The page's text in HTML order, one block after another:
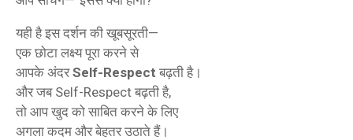
यही है इस दर्शन की खूबसूरती—
एक छोटा लक्ष्य पूरा करने से
आपके अंदरSelf-Respect बढ़ती है।
और जब Self-Respect बढ़ती है,
तो आप खुद को साबित करने के लिए
अगला कदम और बेहतर उठाते हैं।